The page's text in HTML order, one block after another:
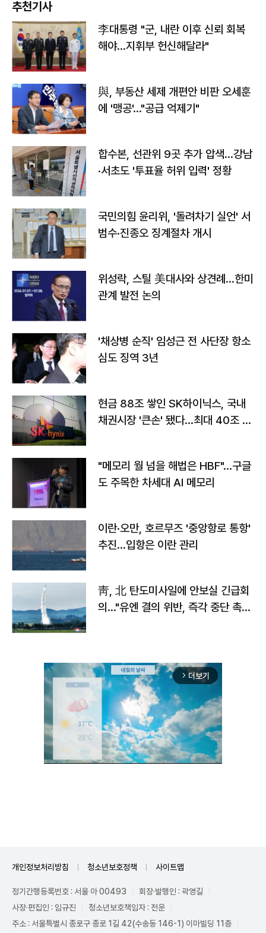
추천기사
李대통령 "군, 내란 이후 신뢰 회복
해야…지휘부 헌신해달라"
與, 부동산 세제 개편안 비판 오세훈
에 '맹공'…"공급 억제기"
합수본, 선관위 9곳 추가 압색…강남
·서초도 '투표율 허위 입력' 정황
국민의힘 윤리위, '돌려차기 실언' 서
범수·진종오 징계절차 개시
위성락, 스틸 美대사와 상견례…한미
관계 발전 논의
'채상병 순직' 임성근 전 사단장 항소
심도 징역 3년
현금 88조 쌓인 SK하이닉스, 국내
채권시장 '큰손' 됐다…최대 40조 투
"메모리 월 넘을 해법은 HBF"…구글
도 주목한 차세대 AI 메모리
이란·오만, 호르무즈 '중앙항로 통항'
추진…입항은 이란 관리
靑, 北 탄도미사일에 안보실 긴급회
의…"유엔 결의 위반, 즉각 중단 촉
arrow_forward_ios 더보기
개인정보처리방침 청소년보호정책 사이트맵
정기간행등록번호 : 서울 아 00493
회장·발행인 : 곽영길
사장·편집인 : 임규진
청소년보호책임자 : 전운
주소 : 서울특별시 종로구 종로 1길 42(수송동 146-1) 이마빌딩 11층